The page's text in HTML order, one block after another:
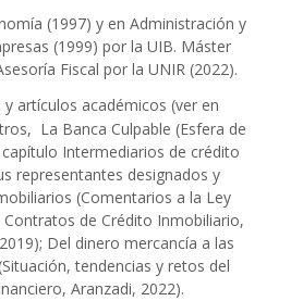
(1997) y en Administración y
(1999) por la UIB. Máster
Fiscal por la UNIR (2022).
artículos académicos (ver en
La Banca Culpable (Esfera de
Intermediarios de crédito
representantes designados y
(Comentarios a la Ley
Contratos de Crédito Inmobiliario,
Del dinero mercancía a las
tendencias y retos del
Aranzadi, 2022).